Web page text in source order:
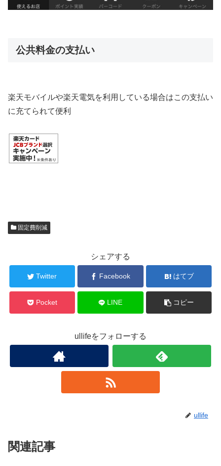
公共料金の支払い
楽天モバイルや楽天電気を利用している場合はこの支払い
に充てられて便利
固定費削減
シェアする
Twitter Facebook はてブ
Pocket LINE コピー
ullifeをフォローする
ullife
関連記事